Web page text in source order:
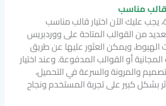
قالب مناسب
عليك الآن اختيار قالب مناسب
من القوالب المتاحة على ووردبريس
ويمكن العثور عليها عن طريق
أو القوالب المدفوعة. وعند اختيار
والمرونة والسرعة في التحميل،
بشكل كبير على تجربة المستخدم ونجاح